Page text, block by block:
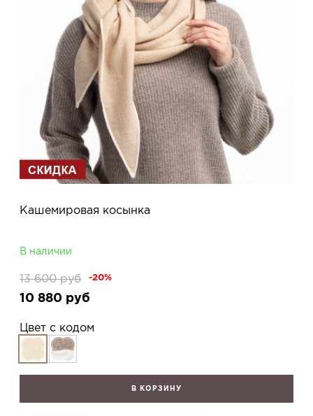
Кашемировая косынка
В наличии
13 600 руб -20%
10 880 руб
Цвет с кодом
В КОРЗИНУ